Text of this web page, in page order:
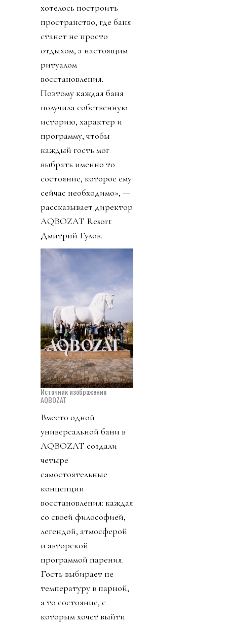
хотелось построить
пространство, где баня
станет не просто
отдыхом, а настоящим
ритуалом
восстановления.
Поэтому каждая баня
получила собственную
историю, характер и
программу, чтобы
каждый гость мог
выбрать именно то
состояние, которое ему
сейчас необходимо», —
рассказывает директор
AQBOZAT Resort
Дмитрий Гулов.
Источник изображения
AQBOZAT
Вместо одной
универсальной бани в
AQBOZAT создали
четыре
самостоятельные
концепции
восстановления: каждая
со своей философией,
легендой, атмосферой
и авторской
программой парения.
Гость выбирает не
температуру в парной,
а то состояние, с
которым хочет выйти